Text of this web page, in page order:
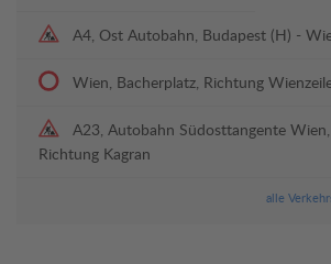
A4, Ost Autobahn, Budapest (H) -
Wien, Bacherplatz, Richtung
A23, Autobahn Südosttangente
Richtung Kagran
alle